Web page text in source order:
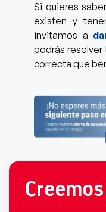
Si quieres
existen y
invitamos a
podrás resolver
correcta que